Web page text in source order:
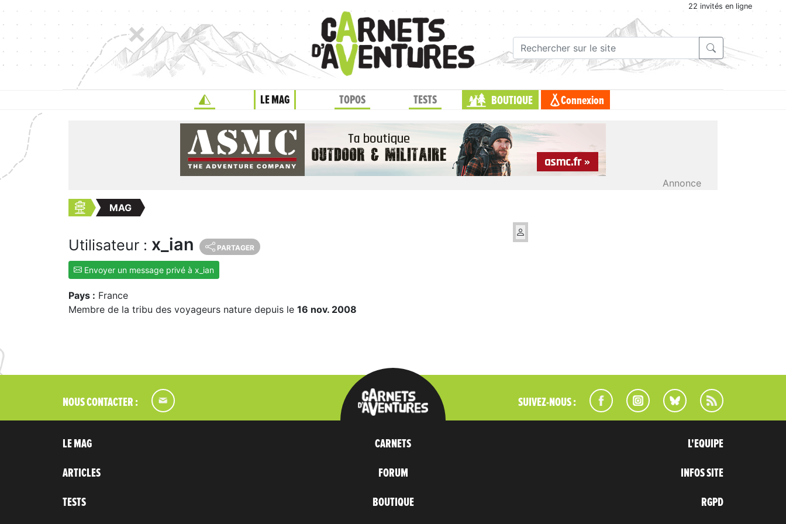
22 invités en ligne
LE MAG TOPOS TESTS BOUTIQUE Connexion
Annonce
MAG
Utilisateur : x_ian PARTAGER
Envoyer un message privé à x_ian
Pays : France
Membre de la tribu des voyageurs nature depuis le 16 nov. 2008
NOUS CONTACTER : SUIVEZ-NOUS :
LE MAG
ARTICLES
TESTS
CARNETS
FORUM
BOUTIQUE
L'EQUIPE
INFOS SITE
RGPD